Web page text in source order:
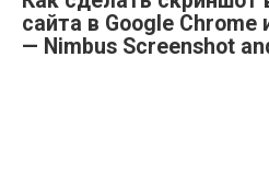
сайта в Google Chrome
— Nimbus Screenshot